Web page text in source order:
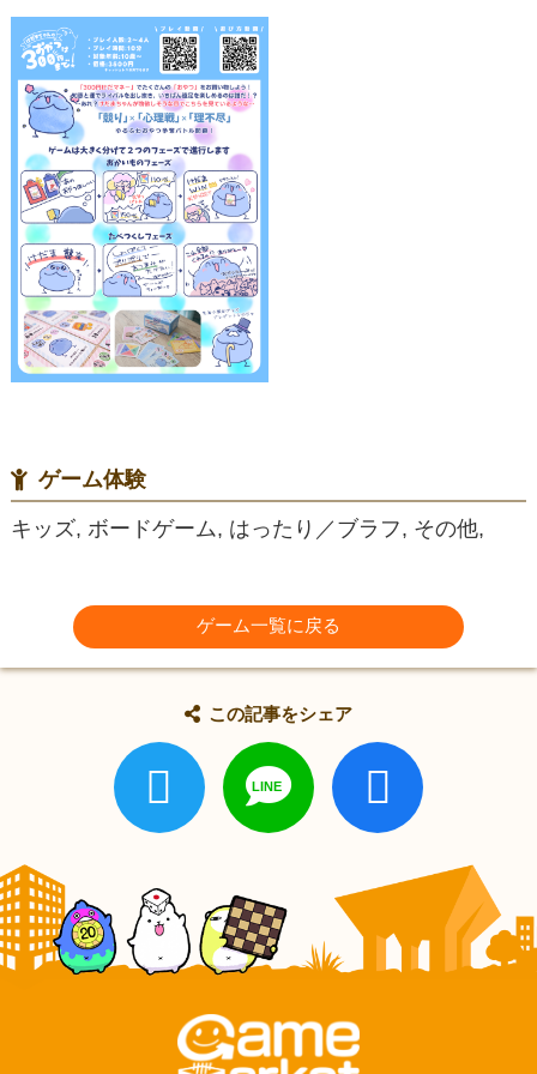
ゲーム体験
キッズ, ボードゲーム, はったり／ブラフ, その他,
ゲーム一覧に戻る
この記事をシェア